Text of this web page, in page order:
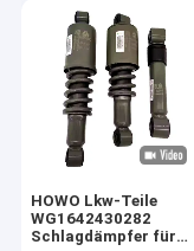
HOWO Lkw-Teile
WG1642430282
Schlagdämpfer für